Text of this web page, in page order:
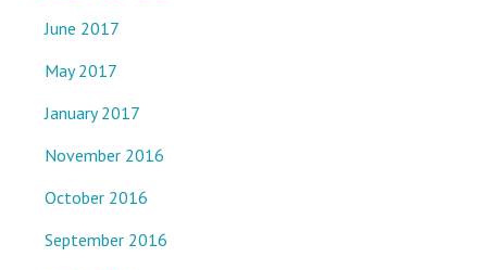
June 2017
May 2017
January 2017
November 2016
October 2016
September 2016